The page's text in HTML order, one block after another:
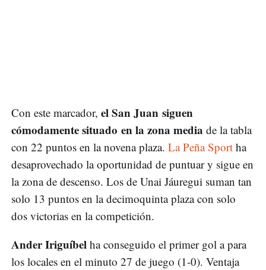
Con este marcador, el San Juan siguen
cómodamente situado en la zona media de la tabla
con 22 puntos en la novena plaza. La Peña Sport ha
desaprovechado la oportunidad de puntuar y sigue en
la zona de descenso. Los de Unai Jáuregui suman tan
solo 13 puntos en la decimoquinta plaza con solo
dos victorias en la competición.
Ander Iriguíbel ha conseguido el primer gol a para
los locales en el minuto 27 de juego (1-0). Ventaja